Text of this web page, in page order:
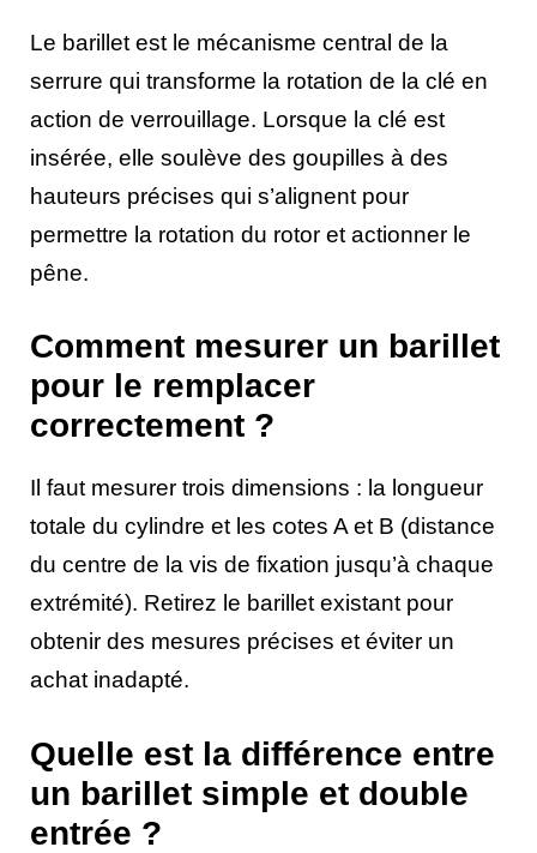
Le barillet est le mécanisme central de la
serrure qui transforme la rotation de la clé en
action de verrouillage. Lorsque la clé est
insérée, elle soulève des goupilles à des
hauteurs précises qui s’alignent pour
permettre la rotation du rotor et actionner le
pêne.
Comment mesurer un barillet
pour le remplacer
correctement ?
Il faut mesurer trois dimensions : la longueur
totale du cylindre et les cotes A et B (distance
du centre de la vis de fixation jusqu’à chaque
extrémité). Retirez le barillet existant pour
obtenir des mesures précises et éviter un
achat inadapté.
Quelle est la différence entre
un barillet simple et double
entrée ?